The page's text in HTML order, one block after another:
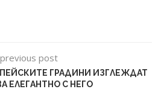
previous post
ГРАДИНИ ИЗГЛЕЖДАТ
ЕЛЕГАНТНО С НЕГО